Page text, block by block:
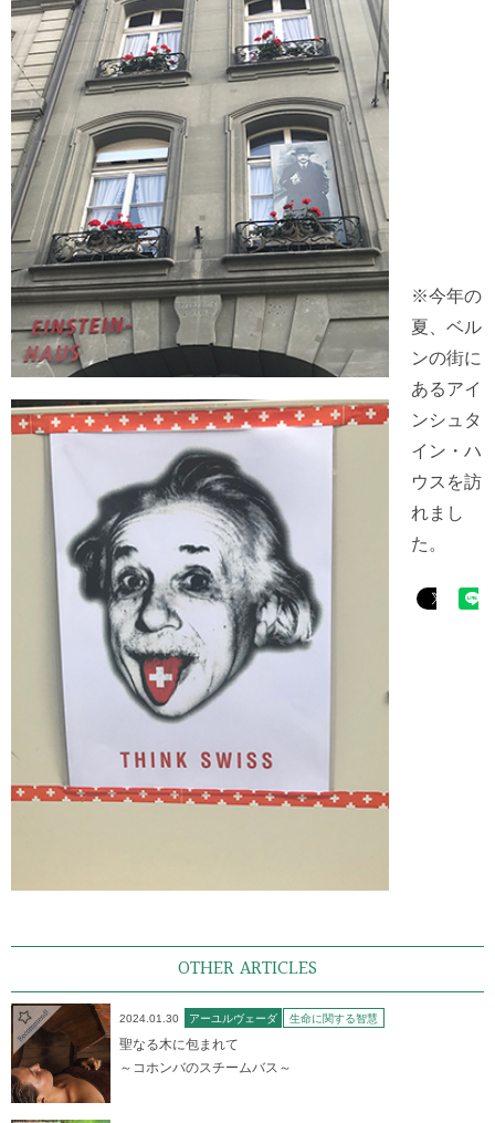
※今年の
夏、ベル
ンの街に
あるアイ
ンシュタ
イン・ハ
ウスを訪
れまし
た。
OTHER ARTICLES
2024.01.30 アーユルヴェーダ 生命に関する智慧
聖なる木に包まれて
～コホンバのスチームバス～